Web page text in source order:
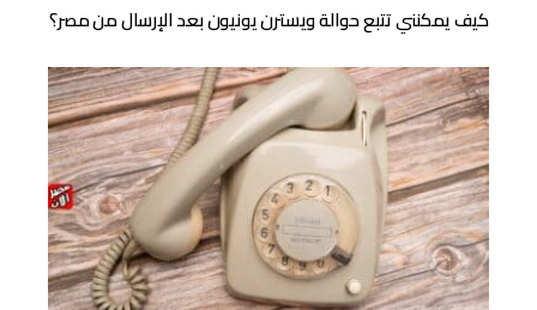
كيف يمكنني تتبع حوالة ويسترن يونيون بعد الإرسال من مصر؟